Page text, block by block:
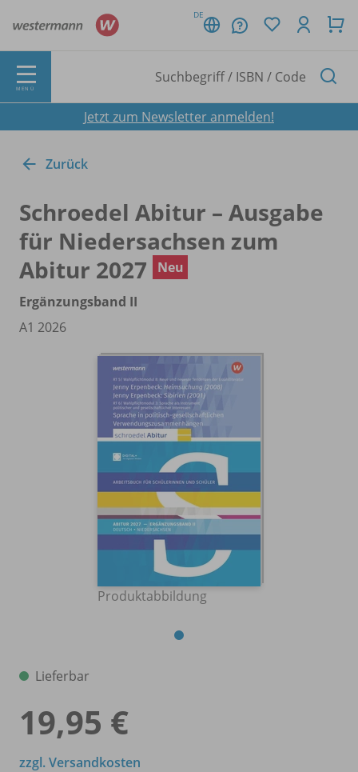
DE
MENÜ
Jetzt zum Newsletter anmelden!
Zurück
Schroedel Abitur – Ausgabe
für Niedersachsen zum
Abitur 2027
Neu
Ergänzungsband II
A1 2026
Produktabbildung
Lieferbar
19,95 €
zzgl. Versandkosten